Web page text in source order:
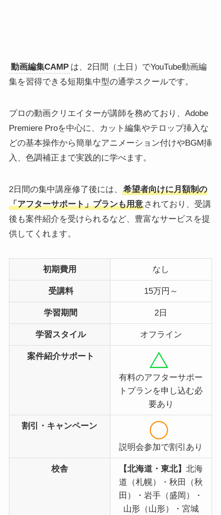
動画編集CAMP は、2日間（土日）でYouTube動画編
集を習得できる短期集中型の通学スクールです。
プロの動画クリエイターが講師を務めており、Adobe
Premiere Proを中心に、カット編集やテロップ挿入な
どの基本操作から簡単なアニメーション付けやBGM挿
入、色調補正まで実践的に学べます。
2日間の集中講座修了後には、
希望者向けに月額制の
「アフターサポート」プランも用意されており、受講
後も案件紹介を受けられるなど、豊富なサービスを提
供してくれます。
初期費用 なし
受講料 15万円～
学習期間 2日
学習スタイル オフライン
案件紹介サポート
有料のアフターサポー
トプランを申し込む必
要あり
割引・キャンペーン
説明会参加で割引あり
校舎 【北海道・東北】北海
道（札幌）・秋田（秋
田）・岩手（盛岡）・
山形（山形）・宮城